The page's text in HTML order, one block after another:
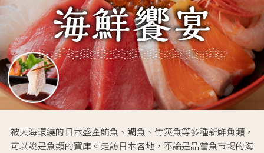
被大海環繞的日本盛產鮪魚、鯛魚、竹筴魚等多種新鮮魚類，
可以說是魚類的寶庫。走訪日本各地，不論是品嘗魚市場的海